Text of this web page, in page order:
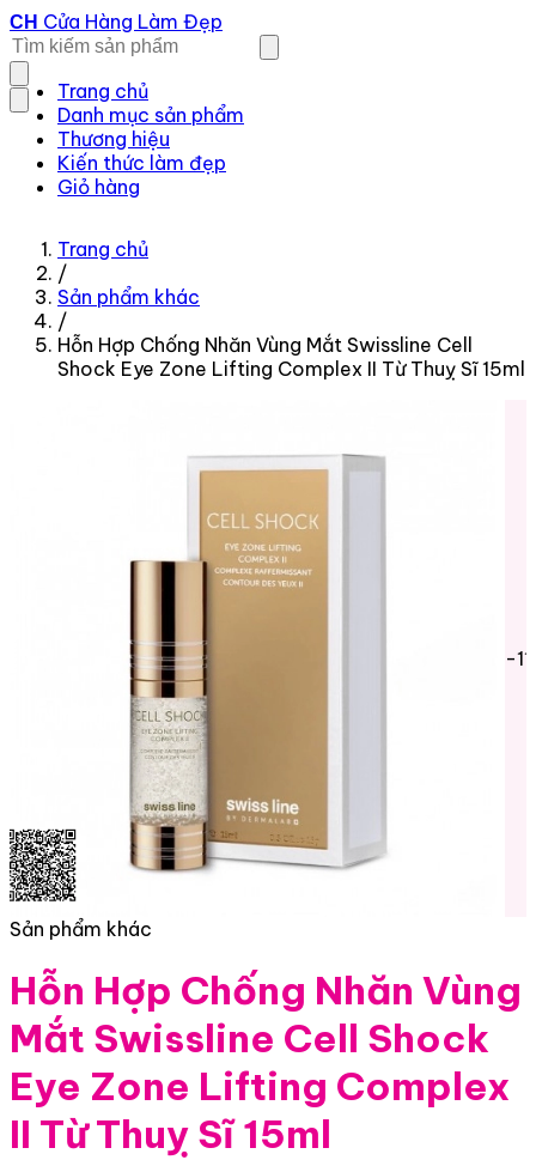
CH Cửa Hàng Làm Đẹp
Trang chủ
Danh mục sản phẩm
Thương hiệu
Kiến thức làm đẹp
Giỏ hàng
Trang chủ
/
Sản phẩm khác
/
Hỗn Hợp Chống Nhăn Vùng Mắt Swissline Cell
Shock Eye Zone Lifting Complex II Từ Thuỵ Sĩ 15ml
-
Sản phẩm khác
Hỗn Hợp Chống Nhăn Vùng
Mắt Swissline Cell Shock
Eye Zone Lifting Complex
II Từ Thuỵ Sĩ 15ml